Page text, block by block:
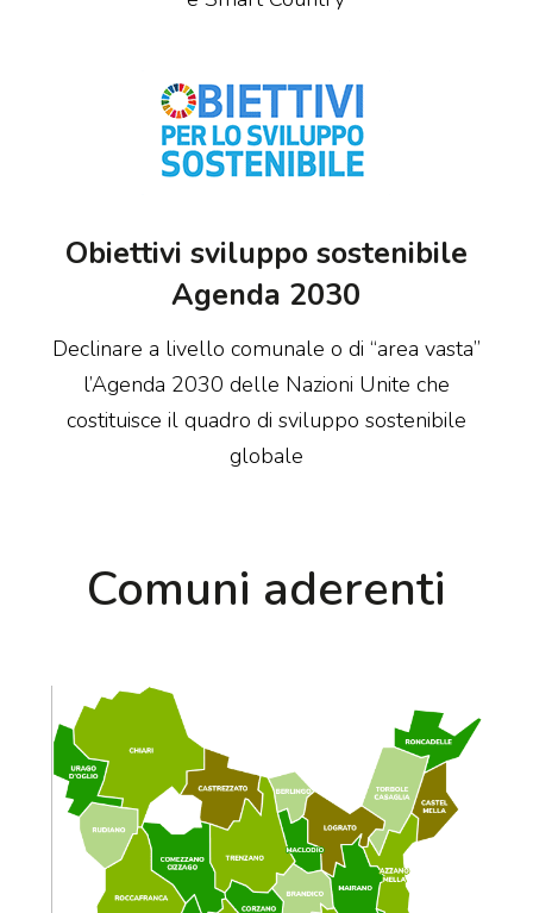
Obiettivi sviluppo sostenibile
Agenda 2030
Declinare a livello comunale o di “area vasta”
l’Agenda 2030 delle Nazioni Unite che
costituisce il quadro di sviluppo sostenibile
globale
Comuni aderenti